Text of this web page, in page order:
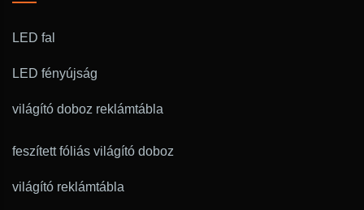
LED fal
LED fényújság
világító doboz reklámtábla
feszített fóliás világító doboz
világító reklámtábla